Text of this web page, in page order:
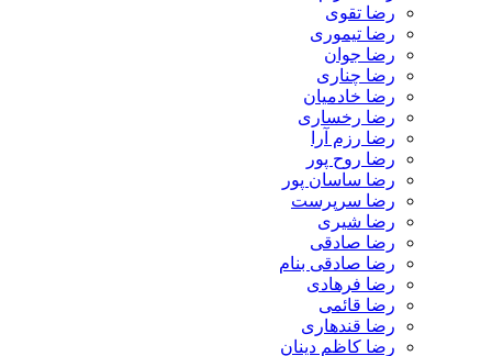
رضا تقوی
رضا تیموری
رضا جوان
رضا چناری
رضا خادمیان
رضا رخساری
رضا رزم آرا
رضا روح پور
رضا ساسان پور
رضا سرپرست
رضا شیری
رضا صادقی
رضا صادقی بنام
رضا فرهادی
رضا قائمی
رضا قندهاری
رضا کاظم دینان